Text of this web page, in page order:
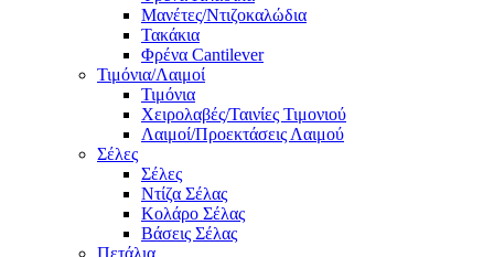
Μανέτες/Ντιζοκαλώδια
Τακάκια
Φρένα Cantilever
Τιμόνια/Λαιμοί
Τιμόνια
Χειρολαβές/Ταινίες Τιμονιού
Λαιμοί/Προεκτάσεις Λαιμού
Σέλες
Σέλες
Ντίζα Σέλας
Κολάρο Σέλας
Βάσεις Σέλας
Πετάλια